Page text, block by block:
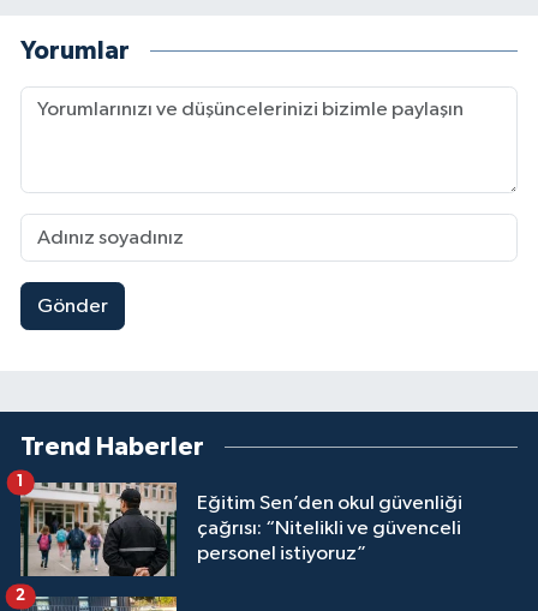
Yorumlar
Gönder
Trend Haberler
Eğitim Sen’den okul güvenliği
çağrısı: “Nitelikli ve güvenceli
personel istiyoruz”
1
2